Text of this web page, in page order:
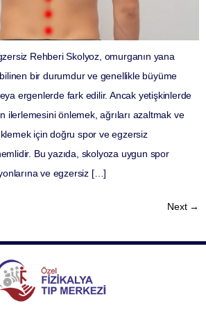
Rehberi Skolyoz, omurganın yana
bir durumdur ve genellikle büyüme
ergenlerde fark edilir. Ancak yetişkinlerde
ilerlemesini önlemek, ağrıları azaltmak ve
için doğru spor ve egzersiz
Bu yazıda, skolyoza uygun spor
ve egzersiz […]
Next →